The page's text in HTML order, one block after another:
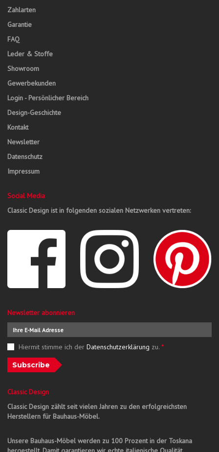
Zahlarten
Garantie
FAQ
Leder & Stoffe
Showroom
Gewerbekunden
Login - Persönlicher Bereich
Design-Geschichte
Kontakt
Newsletter
Datenschutz
Impressum
Social Media
Classic Design ist in folgenden sozialen Netzwerken vertreten:
Newsletter abonnieren
Hiermit stimme ich der Datenschutzerklärung zu. *
Subscribe
Classic Design
Classic Design zählt seit vielen Jahren zu den erfolgreichsten
Herstellern für Bauhaus-Möbel.
Unsere Bauhaus-Möbel werden zu 100 Prozent in der Toskana